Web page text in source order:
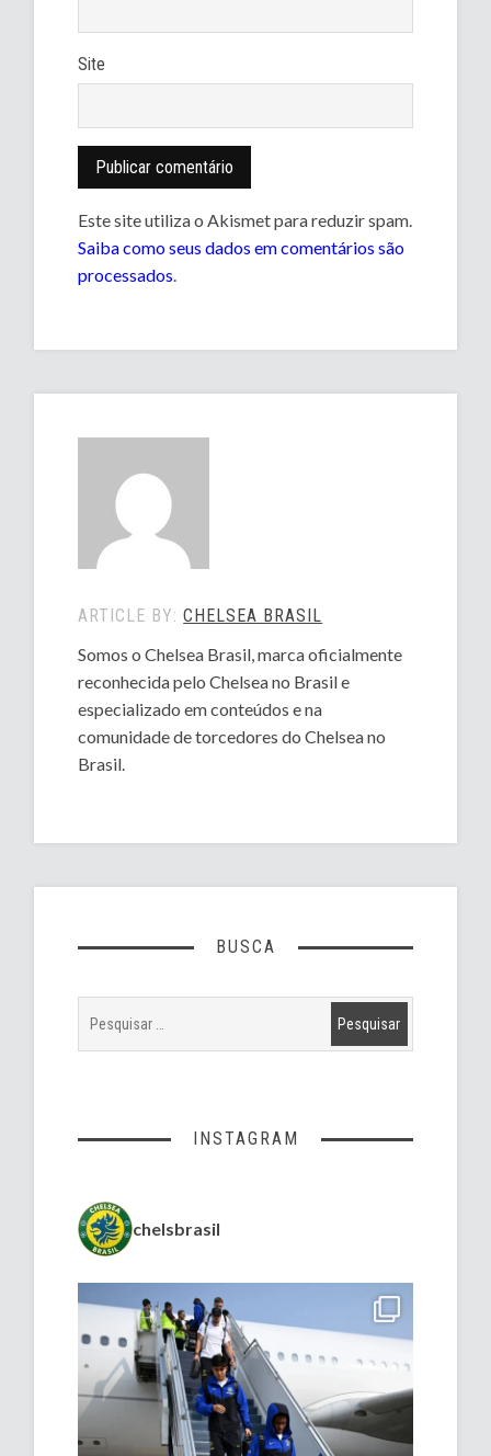
Site
Este site utiliza o Akismet para reduzir spam.
Saiba como seus dados em comentários são
processados
ARTICLE BY:CHELSEA BRASIL
Somos o Chelsea Brasil, marca oficialmente
reconhecida pelo Chelsea no Brasil e
especializado em conteúdos e na
comunidade de torcedores do Chelsea no
Brasil.
BUSCA
INSTAGRAM
chelsbrasil